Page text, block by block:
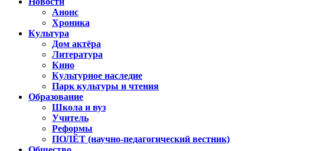
Анонс
Хроника
Культура
Дом актёра
Литература
Кино
Культурное наследие
Парк культуры и чтения
Образование
Школа и вуз
Учитель
Реформы
ПОЛЁТ (научно-педагогический вестник)